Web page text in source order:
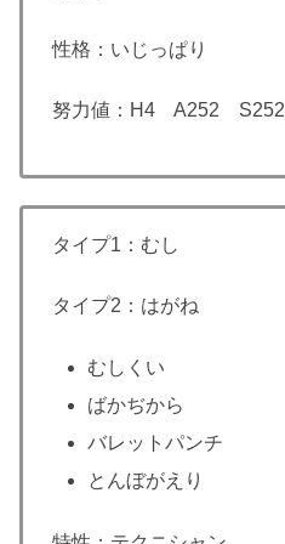
性格：いじっぱり
努力値：H4 A252 S252
タイプ1：むし
タイプ2：はがね
むしくい
ばかぢから
バレットパンチ
とんぼがえり